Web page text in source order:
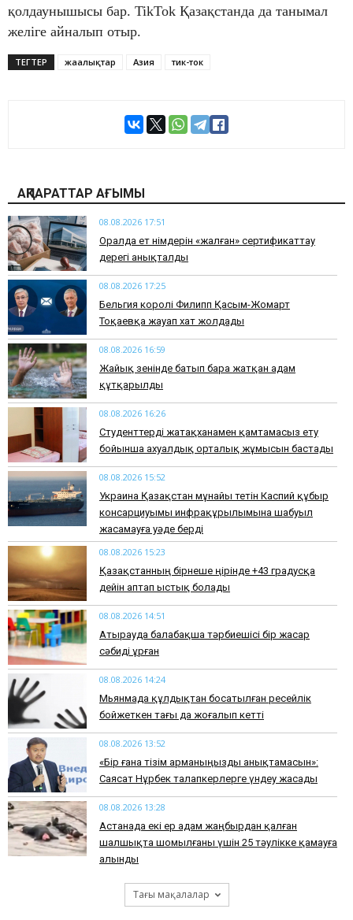
қолдаунышысы бар. TikTok Қазақстанда да танымал
желіге айналып отыр.
ТЕГТЕР жаңалықтар Азия тик-ток
АҚПАРАТТАР АҒЫМЫ
08.08.2026 17:51
Оралда ет өнімдерін «жалған» сертификаттау
дерегі анықталды
08.08.2026 17:25
Бельгия королі Филипп Қасым-Жомарт
Тоқаевқа жауап хат жолдады
08.08.2026 16:59
Жайық өзенінде батып бара жатқан адам
құтқарылды
08.08.2026 16:26
Студенттерді жатақханамен қамтамасыз ету
бойынша ахуалдық орталық жұмысын бастады
08.08.2026 15:52
Украина Қазақстан мұнайы өтетін Каспий құбыр
консарциуымы инфрақұрылымына шабуыл
жасамауға уәде берді
08.08.2026 15:23
Қазақстанның бірнеше өңірінде +43 градусқа
дейін аптап ыстық болады
08.08.2026 14:51
Атырауда балабақша тәрбиешісі бір жасар
сәбиді ұрған
08.08.2026 14:24
Мьянмада құлдықтан босатылған ресейлік
бойжеткен тағы да жоғалып кетті
08.08.2026 13:52
«Бір ғана тізім арманыңызды анықтамасын»:
Саясат Нұрбек талапкерлерге үндеу жасады
08.08.2026 13:28
Астанада екі ер адам жаңбырдан қалған
шалшықта шомылғаны үшін 25 тәулікке қамауға
алынды
Тағы мақалалар